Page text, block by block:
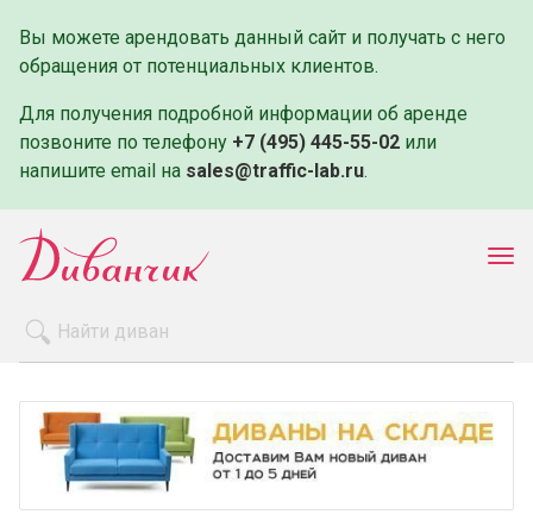
Вы можете арендовать данный сайт и получать с него
обращения от потенциальных клиентов.
Для получения подробной информации об аренде
позвоните по телефону +7 (495) 445-55-02 или
напишите email на sales@traffic-lab.ru.
Оплата и доставка
Контакты